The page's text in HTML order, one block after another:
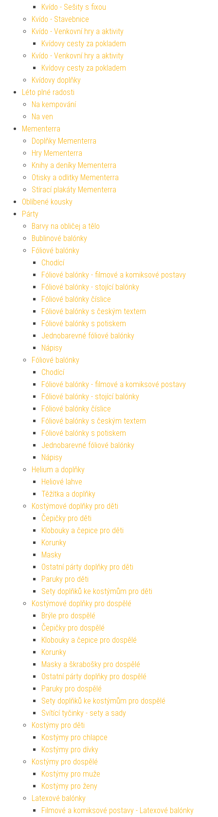
Kvído - Sešity s fixou
Kvído - Stavebnice
Kvído - Venkovní hry a aktivity
Kvídovy cesty za pokladem
Kvído - Venkovní hry a aktivity
Kvídovy cesty za pokladem
Kvídovy doplňky
Léto plné radosti
Na kempování
Na ven
Mementerra
Doplňky Mementerra
Hry Mementerra
Knihy a deníky Mementerra
Otisky a odlitky Mementerra
Stírací plakáty Mementerra
Oblíbené kousky
Párty
Barvy na obličej a tělo
Bublinové balónky
Fóliové balónky
Chodící
Fóliové balónky - filmové a komiksové postavy
Fóliové balónky - stojící balónky
Fóliové balónky číslice
Fóliové balónky s českým textem
Fóliové balónky s potiskem
Jednobarevné fóliové balónky
Nápisy
Fóliové balónky
Chodící
Fóliové balónky - filmové a komiksové postavy
Fóliové balónky - stojící balónky
Fóliové balónky číslice
Fóliové balónky s českým textem
Fóliové balónky s potiskem
Jednobarevné fóliové balónky
Nápisy
Helium a doplňky
Heliové lahve
Těžítka a doplňky
Kostýmové doplňky pro děti
Čepičky pro děti
Klobouky a čepice pro děti
Korunky
Masky
Ostatní párty doplňky pro děti
Paruky pro děti
Sety doplňků ke kostýmům pro děti
Kostýmové doplňky pro dospělé
Brýle pro dospělé
Čepičky pro dospělé
Klobouky a čepice pro dospělé
Korunky
Masky a škrabošky pro dospělé
Ostatní párty doplňky pro dospělé
Paruky pro dospělé
Sety doplňků ke kostýmům pro dospělé
Svítící tyčinky - sety a sady
Kostýmy pro děti
Kostýmy pro chlapce
Kostýmy pro dívky
Kostýmy pro dospělé
Kostýmy pro muže
Kostýmy pro ženy
Latexové balónky
Filmové a komiksové postavy - Latexové balónky